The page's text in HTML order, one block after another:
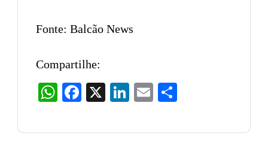
Fonte: Balcão News
Compartilhe:
WhatsAppFacebook LinkedIn
Email